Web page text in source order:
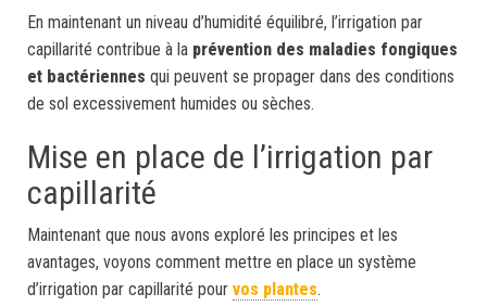
En maintenant un niveau d’humidité équilibré, l’irrigation par
capillarité contribue à la prévention des maladies fongiques
et bactériennes qui peuvent se propager dans des conditions
de sol excessivement humides ou sèches.
Mise en place de l’irrigation par
capillarité
Maintenant que nous avons exploré les principes et les
avantages, voyons comment mettre en place un système
d’irrigation par capillarité pour vos plantes.